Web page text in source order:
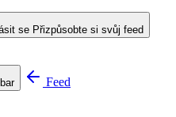
se Přizpůsobte si svůj feed
Feed